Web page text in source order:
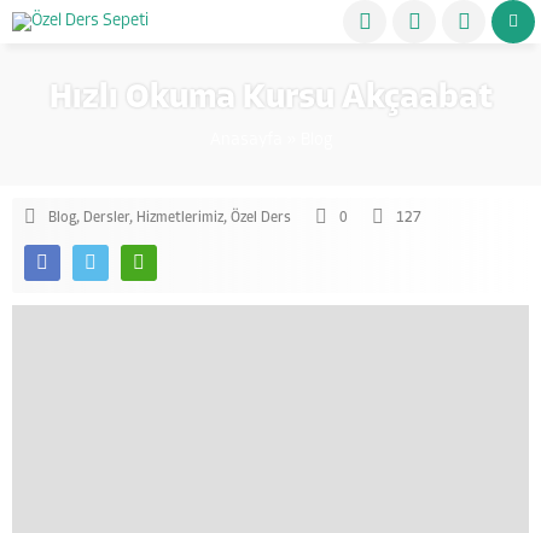
Hızlı Okuma Kursu Akçaabat
Blog, Dersler, Hizmetlerimiz, Özel Ders 0 127